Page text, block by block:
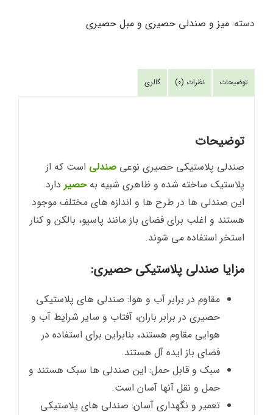
دسته: میز و صندلی حصیری و مبل حصیری
توضیحات نظرات (0) گالری
توضیحات
صندلی پلاستیکی حصیری نوعی صندلی است که از
پلاستیک ساخته شده و ظاهری شبیه بهحصیر دارد.
این صندلی ها در طرح ها و اندازه های مختلف موجود
هستند و اغلب برای فضای باز مانند پاسیو، بالکن و کنار
استخر استفاده می شوند.
مزایا صندلی پلاستیکی حصیری:
مقاوم در برابر آب و هوا: صندلی های پلاستیکی
حصیری در برابر باران، آفتاب و سایر شرایط آب و
هوایی مقاوم هستند، بنابراین برای استفاده در
فضای باز ایده آل هستند.
سبک و قابل حمل: این صندلی ها سبک هستند و
حمل و نقل آنها آسان است.
تعمیر و نگهداری آسان: صندلی های پلاستیکی